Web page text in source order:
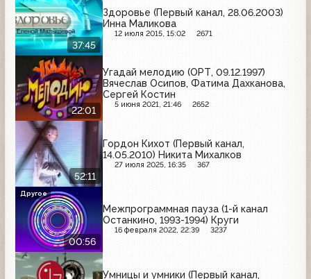
37:45
Здоровье (Первый канал, 28.06.2003)
Инна Маликова
12 июля 2015, 15:02 2671
22:01
Угадай мелодию (ОРТ, 09.12.1997)
Вячеслав Осипов, Фатима Дахканова,
Сергей Костин
5 июня 2021, 21:46 2652
52:11
Гордон Кихот (Первый канал,
14.05.2010) Никита Михалков
27 июля 2025, 16:35 367
00:56
Межпрограммная пауза (1-й канал
Останкино, 1993-1994) Круги
16 февраля 2022, 22:39 3237
Другое
Умницы и умники (Первый канал,